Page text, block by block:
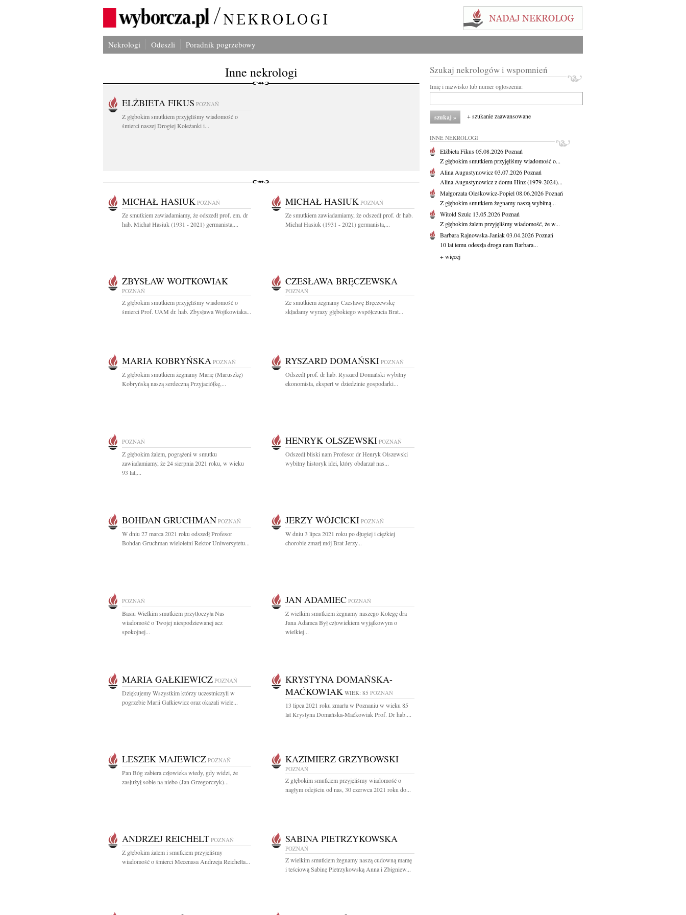
Nekrologi Odeszli Poradnik pogrzebowy
Inne nekrologi
ELŻBIETA FIKUS POZNAŃ
Z głębokim smutkiem przyjęliśmy wiadomość o
śmierci naszej Drogiej Koleżanki i...
MICHAŁ HASIUK POZNAŃ
Ze smutkiem zawiadamiamy, że odszedł prof. em. dr
hab. Michał Hasiuk (1931 - 2021) germanista,...
MICHAŁ HASIUK POZNAŃ
Ze smutkiem zawiadamiamy, że odszedł prof. dr hab.
Michał Hasiuk (1931 - 2021) germanista,...
ZBYSŁAW WOJTKOWIAK
POZNAŃ
Z głębokim smutkiem przyjęliśmy wiadomość o
śmierci Prof. UAM dr. hab. Zbysława Wojtkowiaka...
CZESŁAWA BRĘCZEWSKA
POZNAŃ
Ze smutkiem żegnamy Czesławę Bręczewskę
składamy wyrazy głębokiego współczucia Brat...
MARIA KOBRYŃSKA POZNAŃ
Z głębokim smutkiem żegnamy Marię (Maruszkę)
Kobryńską naszą serdeczną Przyjaciółkę,...
RYSZARD DOMAŃSKI POZNAŃ
Odszedł prof. dr hab. Ryszard Domański wybitny
ekonomista, ekspert w dziedzinie gospodarki...
POZNAŃ
Z głębokim żalem, pogrążeni w smutku
zawiadamiamy, że 24 sierpnia 2021 roku, w wieku
93 lat,...
HENRYK OLSZEWSKI POZNAŃ
Odszedł bliski nam Profesor dr Henryk Olszewski
wybitny historyk idei, który obdarzał nas...
BOHDAN GRUCHMAN POZNAŃ
W dniu 27 marca 2021 roku odszedł Profesor
Bohdan Gruchman wieloletni Rektor Uniwersytetu...
JERZY WÓJCICKI POZNAŃ
W dniu 3 lipca 2021 roku po długiej i ciężkiej
chorobie zmarł mój Brat Jerzy...
POZNAŃ
Basiu Wielkim smutkiem przytłoczyła Nas
wiadomość o Twojej niespodziewanej acz
spokojnej...
JAN ADAMIEC POZNAŃ
Z wielkim smutkiem żegnamy naszego Kolegę dra
Jana Adamca Był człowiekiem wyjątkowym o
wielkiej...
MARIA GAŁKIEWICZ POZNAŃ
Dziękujemy Wszystkim którzy uczestniczyli w
pogrzebie Marii Gałkiewicz oraz okazali wiele...
KRYSTYNA DOMAŃSKA-
MAĆKOWIAK WIEK: 85 POZNAŃ
13 lipca 2021 roku zmarła w Poznaniu w wieku 85
lat Krystyna Domańska-Maćkowiak Prof. Dr hab....
LESZEK MAJEWICZ POZNAŃ
Pan Bóg zabiera człowieka wtedy, gdy widzi, że
zasłużył sobie na niebo (Jan Grzegorczyk)...
KAZIMIERZ GRZYBOWSKI
POZNAŃ
Z głębokim smutkiem przyjęliśmy wiadomość o
nagłym odejściu od nas, 30 czerwca 2021 roku do...
ANDRZEJ REICHELT POZNAŃ
Z głębokim żalem i smutkiem przyjęliśmy
wiadomość o śmierci Mecenasa Andrzeja Reichelta...
SABINA PIETRZYKOWSKA
POZNAŃ
Z wielkim smutkiem żegnamy naszą cudowną mamę
i teściową Sabinę Pietrzykowską Anna i Zbigniew...
Szukaj nekrologów i wspomnień
Imię i nazwisko lub numer ogłoszenia:
+ szukanie zaawansowane
INNE NEKROLOGI
Elżbieta Fikus05.08.2026Poznań
Z głębokim smutkiem przyjęliśmy wiadomość o...
Alina Augustynowicz03.07.2026Poznań
Alina Augustynowicz z domu Hinz (1979-2024)...
Małgorzata Oleśkowicz-Popiel08.06.2026Poznań
Z głębokim smutkiem żegnamy naszą wybitną...
Witold Szulc 13.05.2026Poznań
Z głębokim żalem przyjęliśmy wiadomość, że w...
Barbara Rajnowska-Janiak03.04.2026Poznań
10 lat temu odeszła droga nam Barbara...
+ więcej